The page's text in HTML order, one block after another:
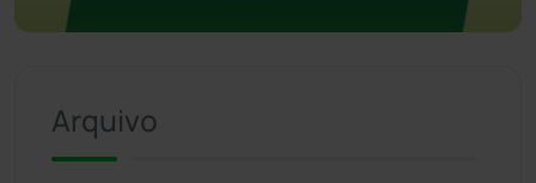
Arquivo